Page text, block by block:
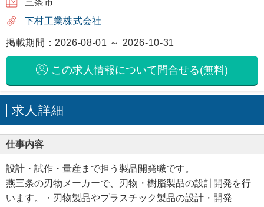
三条市
下村工業株式会社
掲載期間：2026-08-01 ～ 2026-10-31
この求人情報について問合せる(無料)
求人詳細
仕事内容
設計・試作・量産まで担う製品開発職です。
燕三条の刃物メーカーで、刃物・樹脂製品の設計開発を行
います。・刃物製品やプラスチック製品の設計・開発